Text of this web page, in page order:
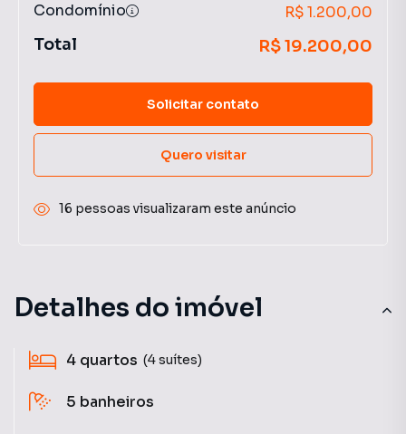
Detalhes do imóvel
4 quartos (4 suítes)
5 banheiros
Condomínio R$ 1.200,00
Total R$ 19.200,00
Solicitar contato
Quero visitar
16 pessoas visualizaram este anúncio